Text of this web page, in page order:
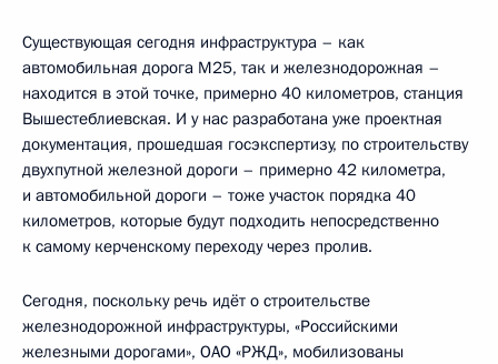
Существующая сегодня инфраструктура – как
автомобильная дорога М25, так и железнодорожная –
находится в этой точке, примерно 40 километров, станция
Вышестеблиевская. И у нас разработана уже проектная
документация, прошедшая госэкспертизу, по строительству
двухпутной железной дороги – примерно 42 километра,
и автомобильной дороги – тоже участок порядка 40
километров, которые будут подходить непосредственно
к самому керченскому переходу через пролив.
Сегодня, поскольку речь идёт о строительстве
железнодорожной инфраструктуры, «Российскими
железными дорогами», ОАО «РЖД», мобилизованы